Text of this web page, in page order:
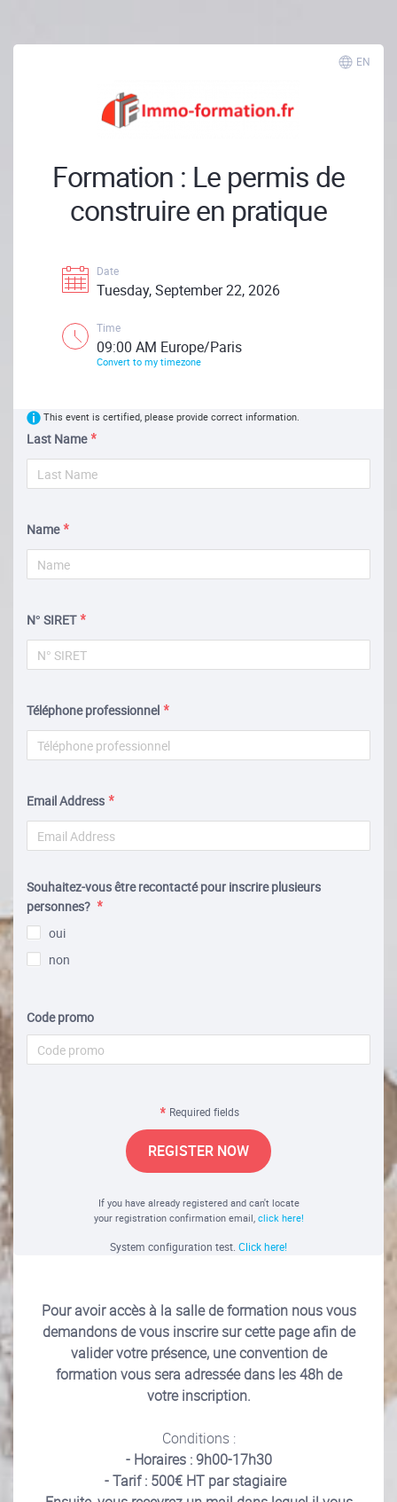
EN
Formation : Le permis de
construire en pratique
Date
Tuesday, September 22, 2026
Time
09:00 AM Europe/Paris
Convert to my timezone
This event is certified, please provide correct information.
Last Name
Name
N° SIRET
Téléphone professionnel
Email Address
Souhaitez-vous être recontacté pour inscrire plusieurs
personnes?
oui
non
Code promo
Required fields
REGISTER NOW
If you have already registered and can't locate
your registration confirmation email, click here!
System configuration test. Click here!
Pour avoir accès à la salle de formation nous vous
demandons de vous inscrire sur cette page afin de
valider votre présence, une convention de
formation vous sera adressée dans les 48h de
votre inscription.
Conditions :
- Horaires : 9h00-17h30
- Tarif : 500€ HT par stagiaire